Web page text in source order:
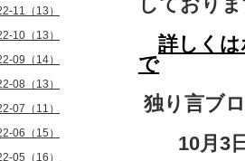
詳しく
で
独り言ブ
10月3日
11（13）
10（13）
09（14）
08（13）
07（11）
06（15）
05（16）